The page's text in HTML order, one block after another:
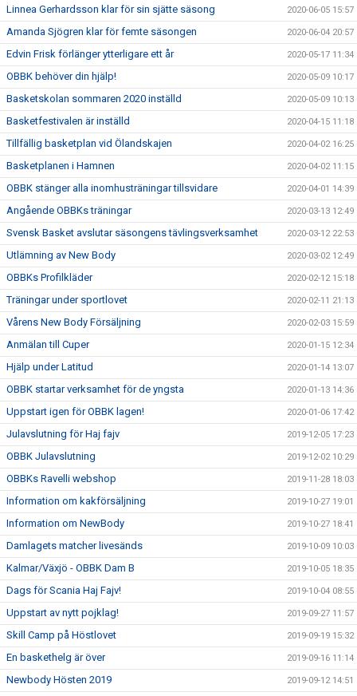
Linnea Gerhardsson klar för sin sjätte säsong 2020-06-05 15:57
Amanda Sjögren klar för femte säsongen 2020-06-04 20:57
Edvin Frisk förlänger ytterligare ett år 2020-05-17 11:34
OBBK behöver din hjälp! 2020-05-09 10:17
Basketskolan sommaren 2020 inställd 2020-05-09 10:13
Basketfestivalen är inställd 2020-04-15 11:18
Tillfällig basketplan vid Ölandskajen 2020-04-02 16:25
Basketplanen i Hamnen 2020-04-02 11:15
OBBK stänger alla inomhusträningar tillsvidare 2020-04-01 14:39
Angående OBBKs träningar 2020-03-13 12:49
Svensk Basket avslutar säsongens tävlingsverksamhet 2020-03-12 22:53
Utlämning av New Body 2020-03-02 12:49
OBBKs Profilkläder 2020-02-12 15:18
Träningar under sportlovet 2020-02-11 21:13
Vårens New Body Försäljning 2020-02-03 15:59
Anmälan till Cuper 2020-01-15 12:34
Hjälp under Latitud 2020-01-14 13:07
OBBK startar verksamhet för de yngsta 2020-01-13 14:36
Uppstart igen för OBBK lagen! 2020-01-06 17:42
Julavslutning för Haj fajv 2019-12-05 17:23
OBBK Julavslutning 2019-12-02 10:29
OBBKs Ravelli webshop 2019-11-28 18:03
Information om kakförsäljning 2019-10-27 19:01
Information om NewBody 2019-10-27 18:41
Damlagets matcher livesänds 2019-10-09 10:03
Kalmar/Växjö - OBBK Dam B 2019-10-05 18:35
Dags för Scania Haj Fajv! 2019-10-04 08:55
Uppstart av nytt pojklag! 2019-09-27 11:57
Skill Camp på Höstlovet 2019-09-19 15:32
En baskethelg är över 2019-09-16 11:14
Newbody Hösten 2019 2019-09-12 14:51